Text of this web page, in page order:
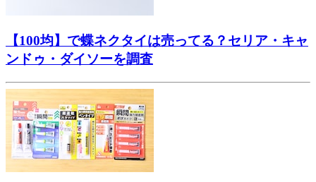
【100均】で蝶ネクタイは売ってる？セリア・キャ
ンドゥ・ダイソーを調査